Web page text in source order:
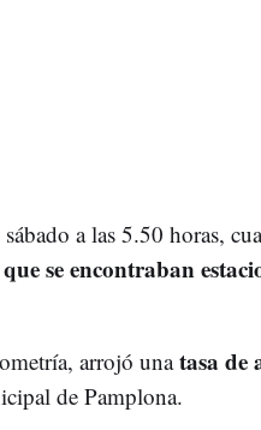
a las 5.50 horas,
se encontraban
arrojó unatasa de
de Pamplona.